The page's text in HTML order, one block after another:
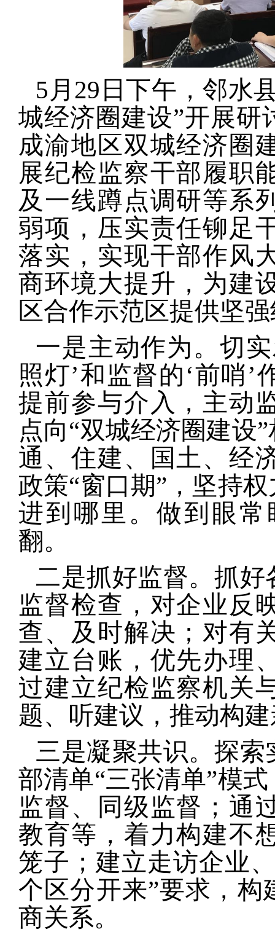
5月29日下午，邻水
城经济圈建设”开展研
成渝地区双城经济圈
展纪检监察干部履职
及一线蹲点调研等系
弱项，压实责任铆足
落实，实现干部作风
商环境大提升，为建
区合作示范区提供坚
一是主动作为。 切
照灯’和监督的‘前哨
提前参与介入，主动
点向“双城经济圈建设
通、住建、国土、经
政策“窗口期”，坚持
进到哪里。做到眼
翻。
二是抓好监督。 抓好
监督检查，对企业反
查、及时解决；对有
建立台账，优先办理
过建立纪检监察机关
题、听建议，推动构
三是凝聚共识。 探索
部清单“三张清单”模
监督、同级监督；通
教育等，着力构建不
笼子；建立走访企业
个区分开来”要求，构
商关系。